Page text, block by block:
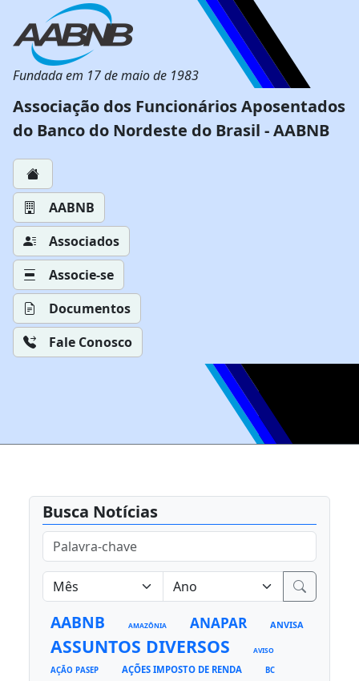
Fundada em 17 de maio de 1983
Associação dos Funcionários Aposentados
do Banco do Nordeste do Brasil - AABNB
AABNB
Associados
Associe-se
Documentos
Fale Conosco
Busca Notícias
AABNB AMAZÔNIA ANAPAR ANVISA
ASSUNTOS DIVERSOS AVISO
AÇÃO PASEP AÇÕES IMPOSTO DE RENDA BC